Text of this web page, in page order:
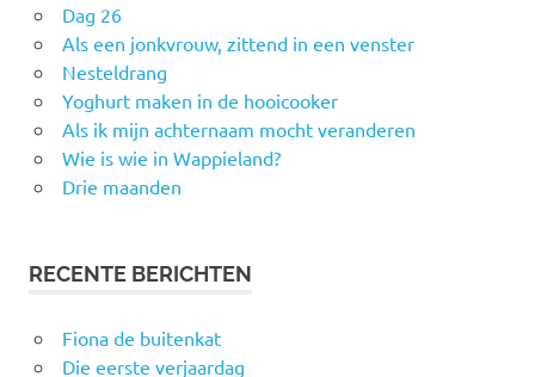
Dag 26
Als een jonkvrouw, zittend in een venster
Nesteldrang
Yoghurt maken in de hooicooker
Als ik mijn achternaam mocht veranderen
Wie is wie in Wappieland?
Drie maanden
RECENTE BERICHTEN
Fiona de buitenkat
Die eerste verjaardag